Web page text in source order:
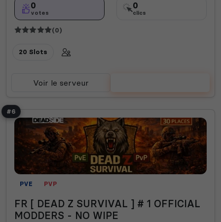
0
votes
0
clics
(0)
20 Slots
Voir le serveur
#6
PVE PVP
FR [ DEAD Z SURVIVAL ] # 1 OFFICIAL
MODDERS - NO WIPE